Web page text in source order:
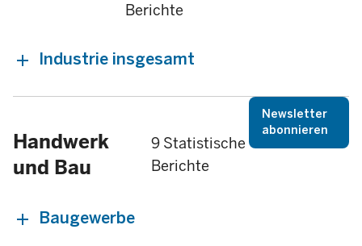
Berichte
Industrie insgesamt
Handwerk
und Bau
9 Statistische
Berichte
Newsletter
abonnieren
Baugewerbe